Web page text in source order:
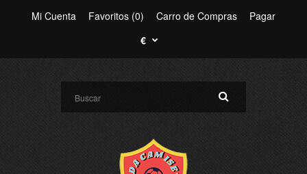
Mi Cuenta Favoritos (0) Carro de Compras
Pagar
€